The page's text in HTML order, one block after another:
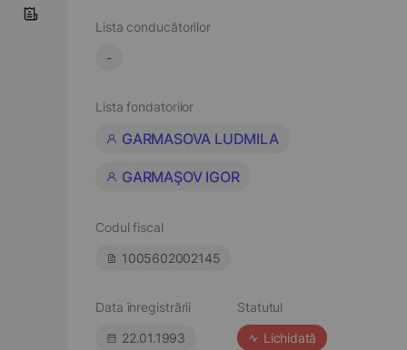
Lista conducătorilor
-
Lista fondatorilor
GARMASOVA LUDMILA
GARMAŞOV IGOR
Codul fiscal
1005602002145
Data înregistrării
22.01.1993
Statutul
Lichidată